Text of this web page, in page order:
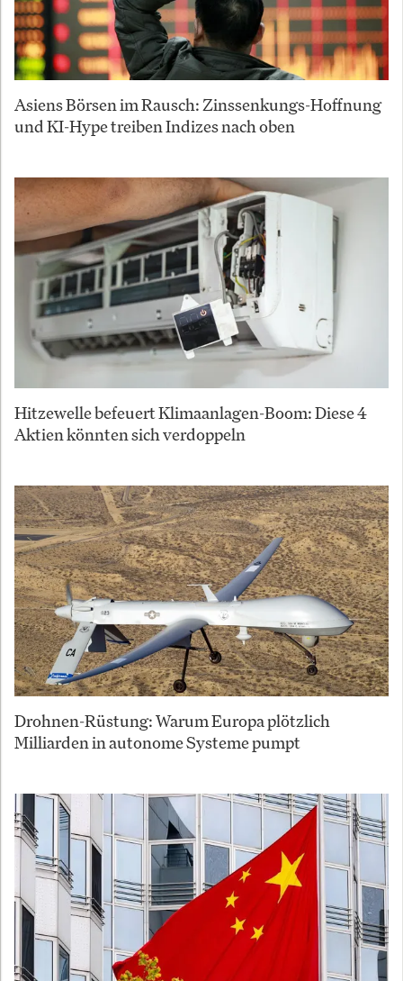
Asiens Börsen im Rausch: Zinssenkungs-Hoffnung
und KI-Hype treiben Indizes nach oben
Hitzewelle befeuert Klimaanlagen-Boom: Diese 4
Aktien könnten sich verdoppeln
Drohnen-Rüstung: Warum Europa plötzlich
Milliarden in autonome Systeme pumpt